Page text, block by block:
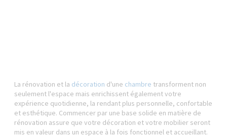
La rénovation et la décoration d'une chambre transforment non
seulement l'espace mais enrichissent également votre
expérience quotidienne, la rendant plus personnelle, confortable
et esthétique. Commencer par une base solide en matière de
rénovation assure que votre décoration et votre mobilier seront
mis en valeur dans un espace à la fois fonctionnel et accueillant.